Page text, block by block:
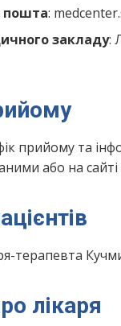
пошта:
закладу:
прийому та
або на
терапевта
лікаря